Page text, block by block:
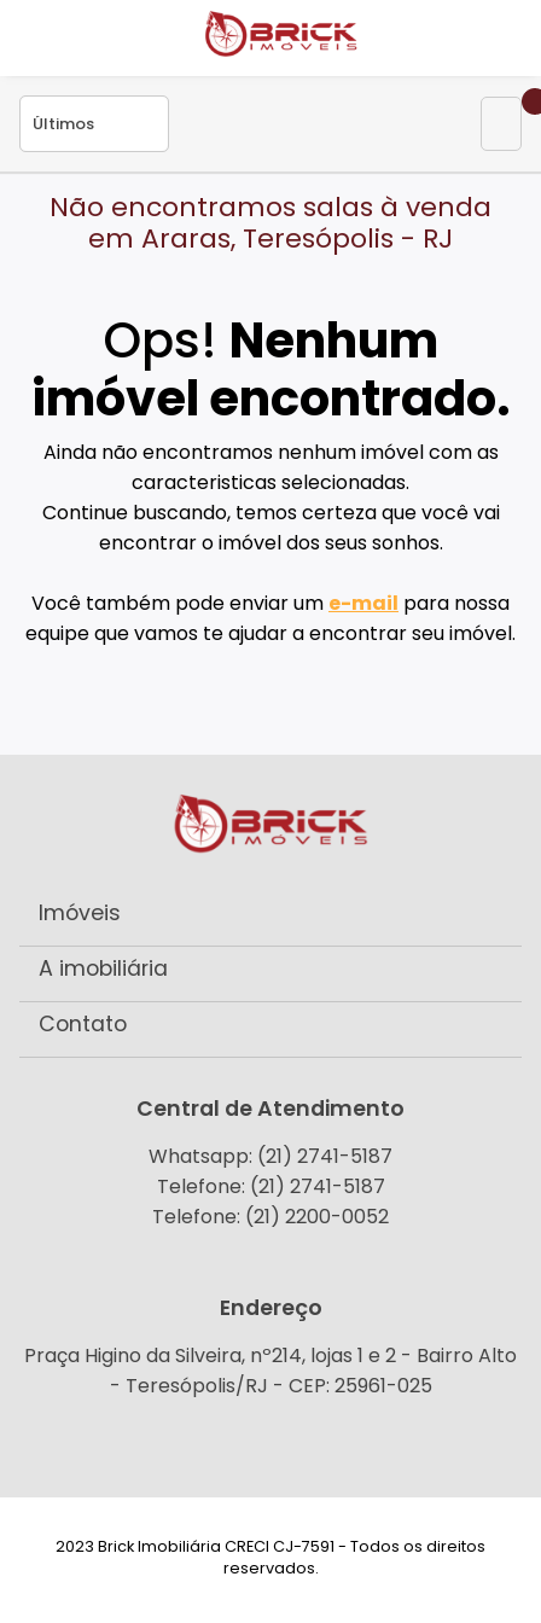
Não encontramos salas à venda
em Araras, Teresópolis - RJ
Ops! Nenhum
imóvel encontrado.
Ainda não encontramos nenhum imóvel com as
caracteristicas selecionadas.
Continue buscando, temos certeza que você vai
encontrar o imóvel dos seus sonhos.
Você também pode enviar um e-mail para nossa
equipe que vamos te ajudar a encontrar seu imóvel.
Imóveis
A imobiliária
Contato
Central de Atendimento
Whatsapp: (21) 2741-5187
Telefone: (21) 2741-5187
Telefone: (21) 2200-0052
Endereço
Praça Higino da Silveira, nº214, lojas 1 e 2 - Bairro Alto
- Teresópolis/RJ - CEP: 25961-025
2023 Brick Imobiliária CRECI CJ-7591 - Todos os direitos
reservados.